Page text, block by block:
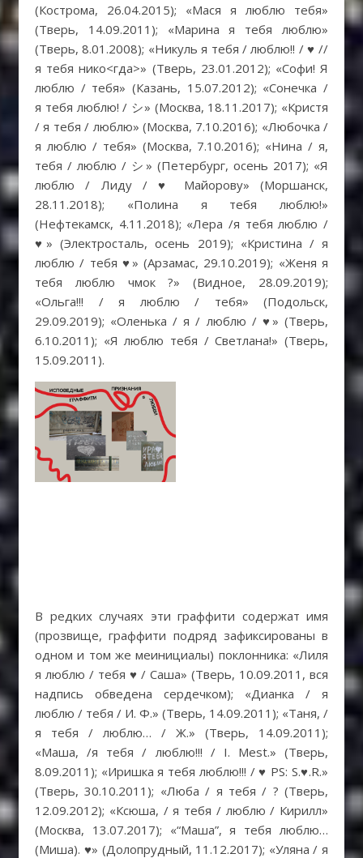
(Кострома, 26.04.2015); «Мася я люблю тебя»
(Тверь, 14.09.2011); «Марина я тебя люблю»
(Тверь, 8.01.2008); «Никуль я тебя / люблю!! /♥ //
я тебя нико<гда>» (Тверь, 23.01.2012); «Софи! Я
люблю / тебя» (Казань, 15.07.2012); «Сонечка /
я тебя люблю! / シ» (Москва, 18.11.2017); «Кристя
/ я тебя / люблю» (Москва, 7.10.2016); «Любочка /
я люблю / тебя» (Москва, 7.10.2016); «Нина / я,
тебя / люблю / シ» (Петербург, осень 2017); «Я
люблю / Лиду /♥
Майорову» (Моршанск,
28.11.2018); «Полина я тебя люблю!»
(Нефтекамск, 4.11.2018); «Лера /я тебя люблю /
♥ » (Электросталь, осень 2019); «Кристина / я
люблю / тебя♥ » (Арзамас, 29.10.2019); «Женя я
тебя люблю чмок ?» (Видное, 28.09.2019);
«Ольга!!! / я люблю / тебя» (Подольск,
29.09.2019); «Оленька / я / люблю / ♥ » (Тверь,
6.10.2011); «Я люблю тебя / Светлана!» (Тверь,
15.09.2011).
В редких случаях эти граффити содержат имя
(прозвище, граффити подряд зафиксированы в
одном и том же меинициалы) поклонника: «Лиля
я люблю / тебя ♥ / Саша» (Тверь, 10.09.2011, вся
надпись обведена сердечком); «Дианка / я
люблю / тебя / И. Ф.» (Тверь, 14.09.2011); «Таня, /
я тебя / люблю… / Ж.» (Тверь, 14.09.2011);
«Маша, /я тебя / люблю!!! / I. Mest.» (Тверь,
8.09.2011); «Иришка я тебя люблю!!! / ♥ PS: S.♥.R.»
(Тверь, 30.10.2011); «Люба / я тебя / ? (Тверь,
12.09.2012); «Ксюша, / я тебя / люблю / Кирилл»
(Москва, 13.07.2017); «“Маша”, я тебя люблю…
(Миша). ♥» (Долопрудный, 11.12.2017); «Уляна / я